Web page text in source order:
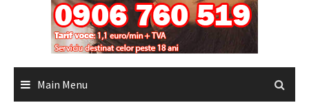
Main Menu